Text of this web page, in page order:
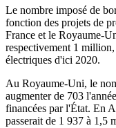
Le nombre imposé de
fonction des projets de
France et le Royaume-
respectivement 1
électriques d'ici 2020.
Au Royaume-Uni, le
augmenter de 703
financées par l'État. En
passerait de 1 937 à 1,5